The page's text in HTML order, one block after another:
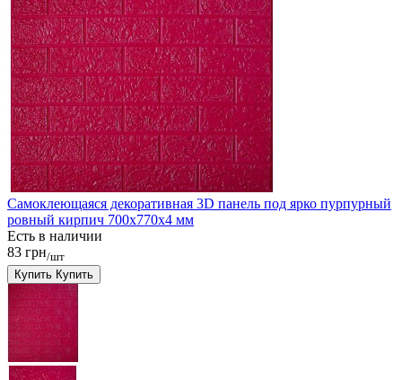
Самоклеющаяся декоративная 3D панель под ярко пурпурный
ровный кирпич 700x770x4 мм
Есть в наличии
83 грн/шт
Купить Купить